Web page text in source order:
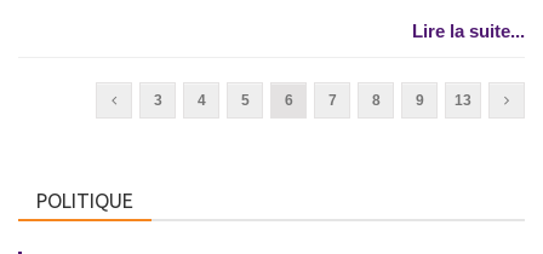
Lire la suite...
3 4 5 6 7 8 9 13
POLITIQUE